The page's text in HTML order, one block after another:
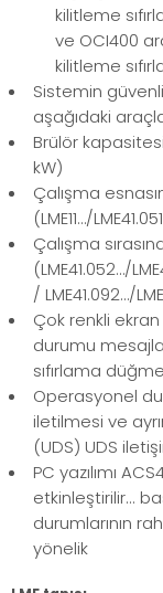
kilitleme
ve OCI400
kilitleme
Sistemin
aşağıdaki
Brülör kapasitesi
kW)
Çalışma
(LME11…/
Çalışma
(LME41.052…/
/ LME41.092…/
Çok renkli
durumu
sıfırlama
Operasyonel
iletilmesi ve
(UDS) UDS
PC yazılımı
etkinleştirilir...
durumlarının
yönelik